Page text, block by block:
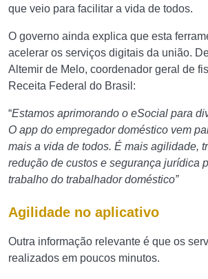
que veio para facilitar a vida de todos.
O governo ainda explica que esta
acelerar os serviços digitais da união.
Altemir de Melo, coordenador geral de
Receita Federal do Brasil:
“Estamos aprimorando o eSocial para
O app do empregador doméstico vem
mais a vida de todos. É mais agilidade,
redução de custos e segurança jurídica
trabalho do trabalhador doméstico”
Agilidade no aplicativo
Outra informação relevante é que os
realizados em poucos minutos.